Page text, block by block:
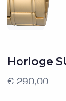
Horloge
€ 290,00